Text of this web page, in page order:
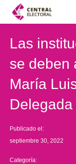
Las
se deben
María
Publicado el:
septiembre 30, 2022
Categoría: